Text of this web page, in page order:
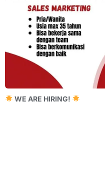
WE ARE HIRING!